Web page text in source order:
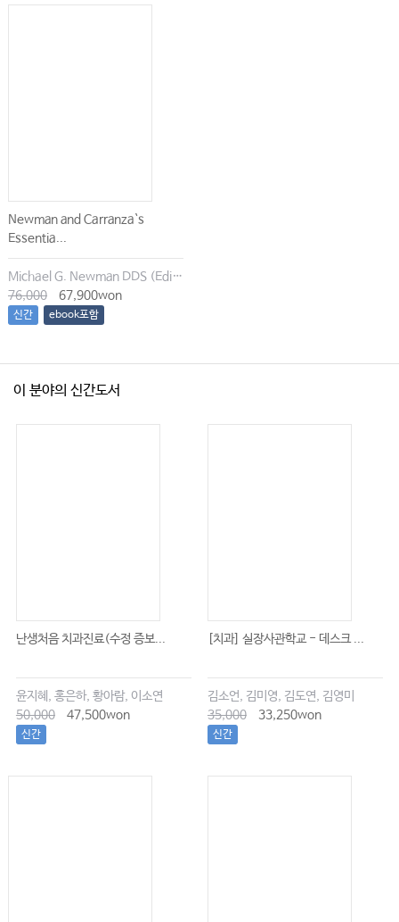
Newman and Carranza`s
Essentia...
Michael G. Newman DDS (Editor), Irina Dragan (Editor), Satheesh Elangovan BDS DSc DMSc (Editor), Archana K. Karan (Editor)
76,000
67,900won
신간 ebook포함
이 분야의 신간도서
난생처음 치과진료(수정 증보...
윤지혜, 홍은하, 황아람, 이소연
50,000
47,500won
신간
[치과] 실장사관학교 - 데스크 ...
김소언, 김미영, 김도연, 김영미
35,000
33,250won
신간